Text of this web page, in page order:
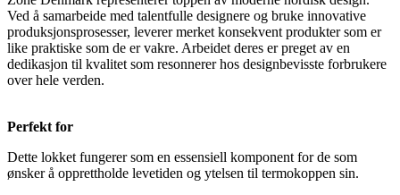
Ved å samarbeide med talentfulle designere og bruke innovative
produksjonsprosesser, leverer merket konsekvent produkter som er
like praktiske som de er vakre. Arbeidet deres er preget av en
dedikasjon til kvalitet som resonnerer hos designbevisste forbrukere
over hele verden.
Perfekt for
Dette lokket fungerer som en essensiell komponent for de som
ønsker å opprettholde levetiden og ytelsen til termokoppen sin.